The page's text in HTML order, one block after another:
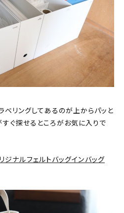
ベリングしてあるのが上からパッと
ぐ探せるところがお気に入りで
ルフェルトバッグインバッグ